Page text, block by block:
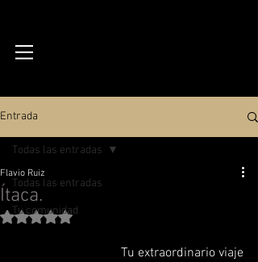
Entrada
Todas las entradas
Tu comunidad
Todas las entradas
Ítaca.
Flavio Ruiz
Obtuvo NaN de 5 estrellas.
Tu extraordinario viaje